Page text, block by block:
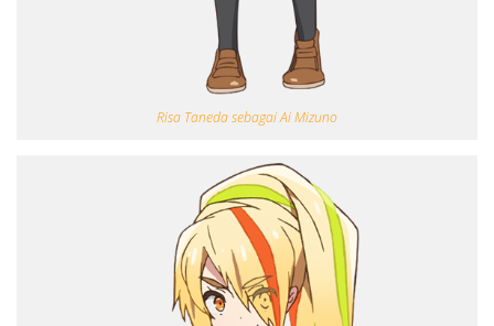
Risa Taneda sebagai Ai Mizuno